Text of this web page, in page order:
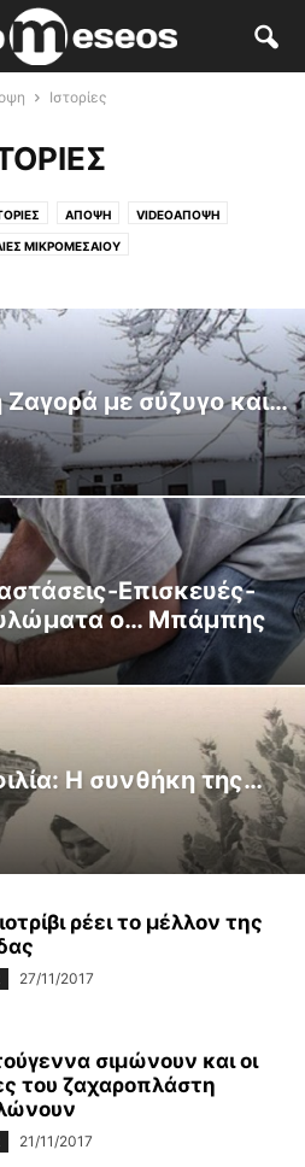
Ιστορίες
ΆΠΟΨΗ VIDEOΆΠΟΨΗ
ΜΙΚΡΟΜΕΣΑΊΟΥ
με σύζυγο και…
Επισκευές-
ο… Μπάμπης
Η συνθήκη της…
ρέει το μέλλον της
27/11/2017
σιμώνουν και οι
του ζαχαροπλάστη
21/11/2017